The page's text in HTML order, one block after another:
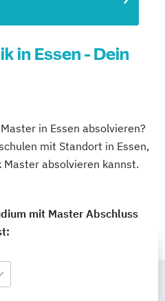
in Essen - Dein
in Essen absolvieren?
mit Standort in Essen,
absolvieren kannst.
mit Master Abschluss